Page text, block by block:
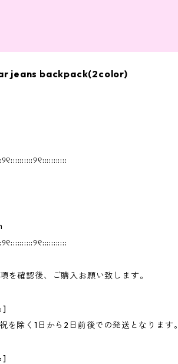
jeans backpack(2color)
を確認後、ご購入お願い致します。
]
を除く1日から2日前後での発送となります。
]